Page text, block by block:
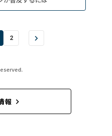
2
報